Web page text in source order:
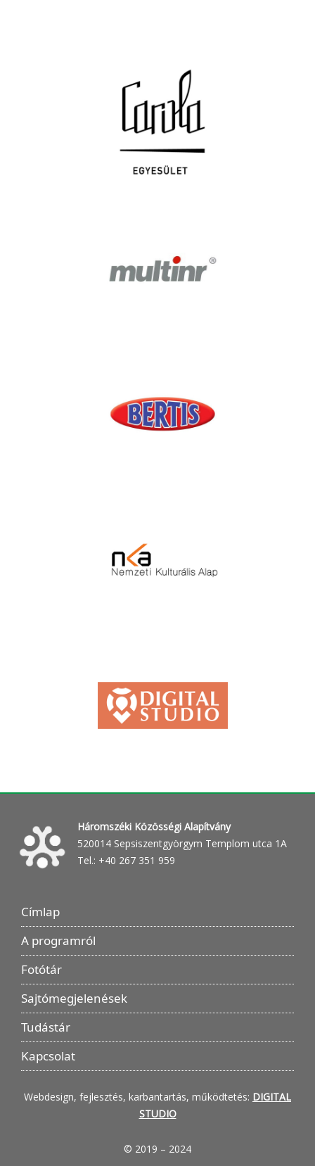
Háromszéki Közösségi Alapítvány
520014 Sepsiszentgyörgym Templom utca 1A
Tel.: +40 267 351 959
Címlap
A programról
Fotótár
Sajtómegjelenések
Tudástár
Kapcsolat
Webdesign, fejlesztés, karbantartás, működtetés: DIGITAL
STUDIO
© 2019 – 2024